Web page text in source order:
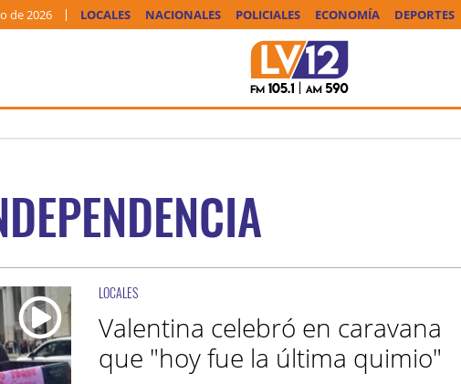
de 2026 LOCALES NACIONALES POLICIALES ECONOMÍA DEPORTES
LOCALES
Valentina celebró en caravana
que "hoy fue la última quimio"